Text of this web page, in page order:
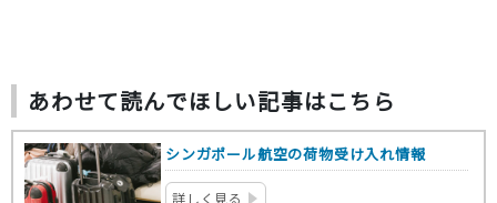
あわせて読んでほしい記事はこちら
シンガポール航空の荷物受け入れ情報
詳しく見る